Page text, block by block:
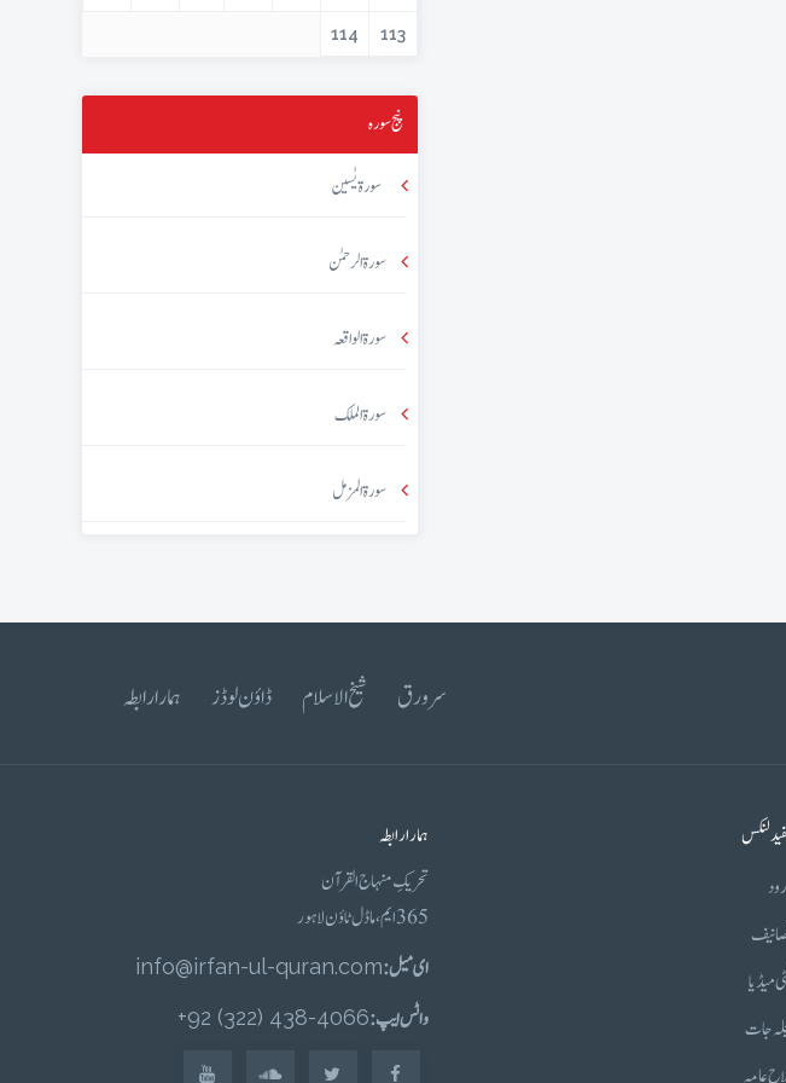
113
114
پنج سورہ
سورۃ یٰسین
سورۃ الرحمٰن
سورۃ الواقعہ
سورۃ الملک
سورۃ المزمل
سرورق شیخ الاسلام ڈاؤن لوڈز ہمارا رابطہ
لنکس
میڈیا
جات
عامہ
ہمارا رابطہ
تحریکِ منہاج القرآن
365 ایم، ماڈل ٹاؤن لاہور
ای میل :info@irfan-ul-quran.com
واٹس ایپ :4066-438 (322) 92+